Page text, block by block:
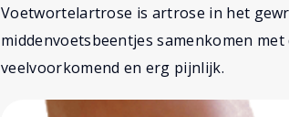
Voetwortelartrose is artrose in het
middenvoetsbeentjes samenkomen
veelvoorkomend en erg pijnlijk.